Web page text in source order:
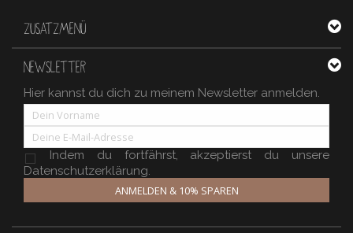
ZUSATZMENÜ
NEWSLETTER
Hier kannst du dich zu meinem Newsletter anmelden.
Indem du fortfährst, akzeptierst du unsere
Datenschutzerklärung.
ANMELDEN & 10% SPAREN